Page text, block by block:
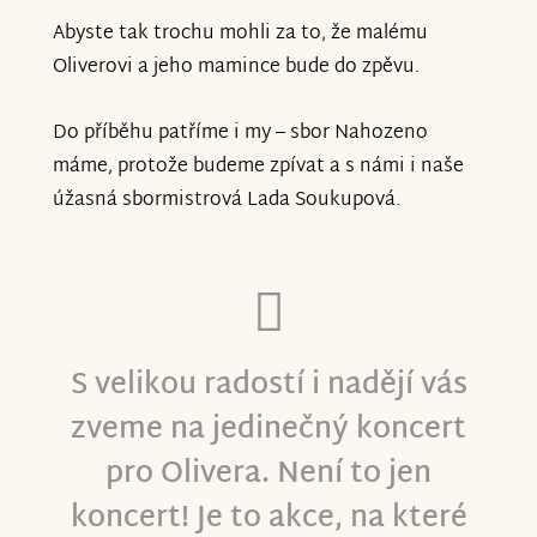
Když nebudete moci být v Klatovech,
Zveme vás na živé vysílání
Děkujeme, smekáme.
Ten sobotní večer v Café Jednorožec v
Klatovech bude pro každého jednoho z
vás. Jste úžasní.
Nahozeno máme
Abyste tak trochu mohli za to, že malému
Oliverovi a jeho mamince bude do zpěvu.
Do příběhu patříme i my – sbor Nahozeno
máme, protože budeme zpívat a s námi i naše
úžasná sbormistrová Lada Soukupová.
S velikou radostí i nadějí vás
zveme na jedinečný koncert
pro Olivera. Není to jen
koncert! Je to akce, na které